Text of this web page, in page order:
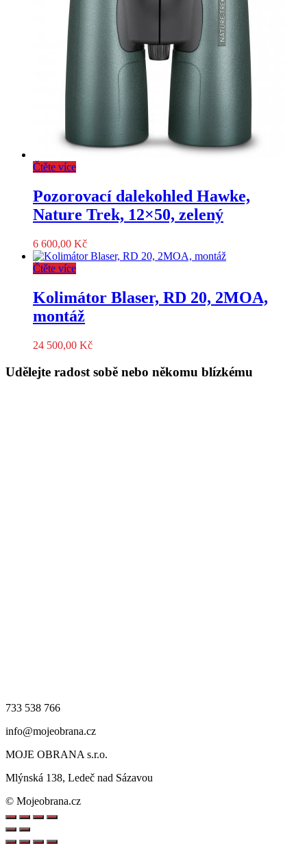
Čtěte více
Pozorovací dalekohled Hawke,
Nature Trek, 12×50, zelený
6 600,00 Kč
Čtěte více
Kolimátor Blaser, RD 20, 2MOA,
montáž
24 500,00 Kč
Udělejte radost sobě nebo někomu blízkému
733 538 766
info@mojeobrana.cz
MOJE OBRANA s.r.o.
Mlýnská 138, Ledeč nad Sázavou
© Mojeobrana.cz